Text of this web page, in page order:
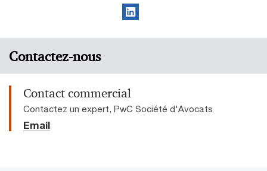
Contactez-nous
Contact commercial
Contactez un expert, PwC Société d'Avocats
Email